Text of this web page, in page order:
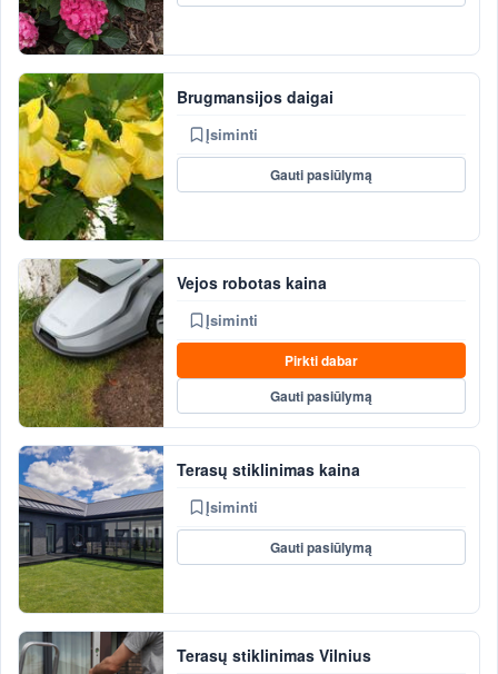
Brugmansijos daigai
Įsiminti
Gauti pasiūlymą
Vejos robotas kaina
Įsiminti
Pirkti dabar
Gauti pasiūlymą
Terasų stiklinimas kaina
Įsiminti
Gauti pasiūlymą
Terasų stiklinimas Vilnius